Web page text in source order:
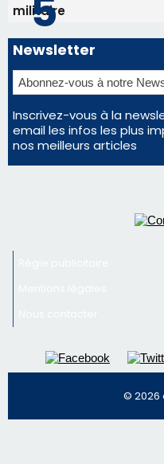
militaire
Newsletter
Inscrivez-vous à la
email les infos les plus
nos meilleurs articles
© 2026